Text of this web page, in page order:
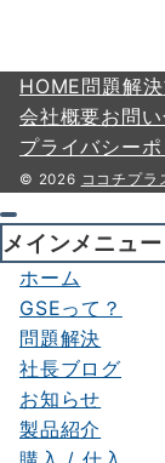
HOME問題解決
会社概要お問
プライバシー
© 2026 ココチプラ
メインメニュー
ホーム
GSEって？
問題解決
社長ブログ
お知らせ
製品紹介